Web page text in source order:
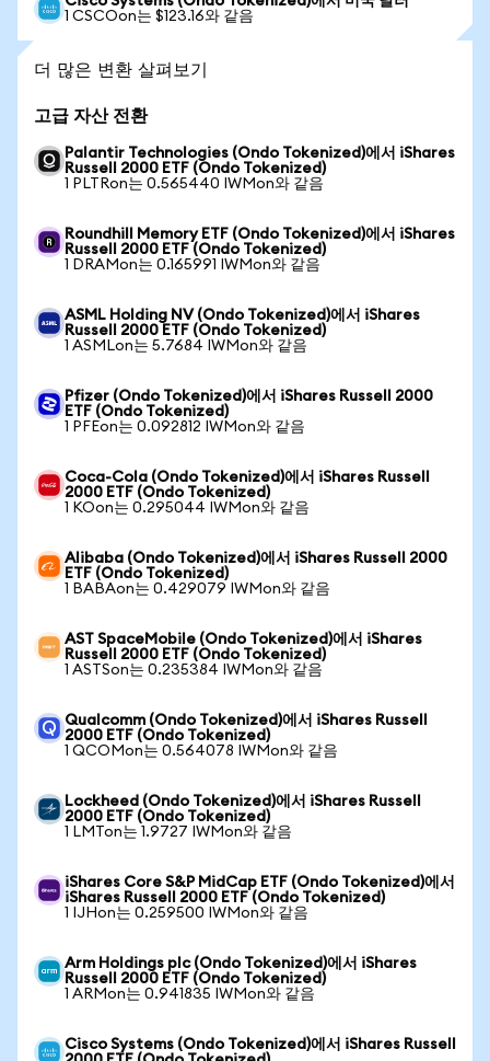
1 CSCOon는 $123.16와 같음
더 많은 변환 살펴보기
고급 자산 전환
Palantir Technologies (Ondo Tokenized)에서 iShares
Russell 2000 ETF (Ondo Tokenized)
1 PLTRon는 0.565440 IWMon와 같음
Roundhill Memory ETF (Ondo Tokenized)에서 iShares
Russell 2000 ETF (Ondo Tokenized)
1 DRAMon는 0.165991 IWMon와 같음
ASML Holding NV (Ondo Tokenized)에서 iShares
Russell 2000 ETF (Ondo Tokenized)
1 ASMLon는 5.7684 IWMon와 같음
Pfizer (Ondo Tokenized)에서 iShares Russell 2000
ETF (Ondo Tokenized)
1 PFEon는 0.092812 IWMon와 같음
Coca-Cola (Ondo Tokenized)에서 iShares Russell
2000 ETF (Ondo Tokenized)
1 KOon는 0.295044 IWMon와 같음
Alibaba (Ondo Tokenized)에서 iShares Russell 2000
ETF (Ondo Tokenized)
1 BABAon는 0.429079 IWMon와 같음
AST SpaceMobile (Ondo Tokenized)에서 iShares
Russell 2000 ETF (Ondo Tokenized)
1 ASTSon는 0.235384 IWMon와 같음
Qualcomm (Ondo Tokenized)에서 iShares Russell
2000 ETF (Ondo Tokenized)
1 QCOMon는 0.564078 IWMon와 같음
Lockheed (Ondo Tokenized)에서 iShares Russell
2000 ETF (Ondo Tokenized)
1 LMTon는 1.9727 IWMon와 같음
iShares Core S&P MidCap ETF (Ondo Tokenized)에서
iShares Russell 2000 ETF (Ondo Tokenized)
1 IJHon는 0.259500 IWMon와 같음
Arm Holdings plc (Ondo Tokenized)에서 iShares
Russell 2000 ETF (Ondo Tokenized)
1 ARMon는 0.941835 IWMon와 같음
Cisco Systems (Ondo Tokenized)에서 iShares Russell